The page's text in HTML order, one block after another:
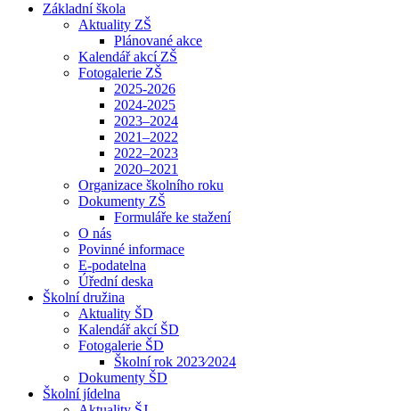
Základní škola
Aktuality ZŠ
Plánované akce
Kalendář akcí ZŠ
Fotogalerie ZŠ
2025-2026
2024-2025
2023–2024
2021–2022
2022–2023
2020–2021
Organizace školního roku
Dokumenty ZŠ
Formuláře ke stažení
O nás
Povinné informace
E-podatelna
Úřední deska
Školní družina
Aktuality ŠD
Kalendář akcí ŠD
Fotogalerie ŠD
Školní rok 2023⁄2024
Dokumenty ŠD
Školní jídelna